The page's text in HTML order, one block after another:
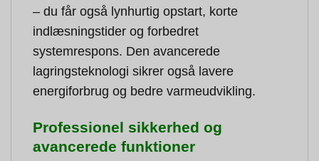
– du får også lynhurtig opstart, korte
indlæsningstider og forbedret
systemrespons. Den avancerede
lagringsteknologi sikrer også lavere
energiforbrug og bedre varmeudvikling.
Professionel sikkerhed og
avancerede funktioner